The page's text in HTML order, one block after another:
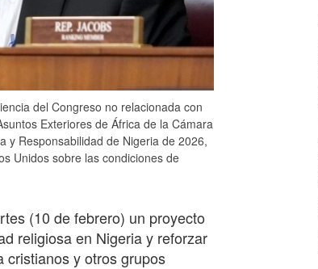
del Congreso no relacionada con
Exteriores de África de la Cámara
y Responsabilidad de Nigeria de 2026,
Unidos sobre las condiciones de
(10 de febrero) un proyecto
religiosa en Nigeria y reforzar
cristianos y otros grupos